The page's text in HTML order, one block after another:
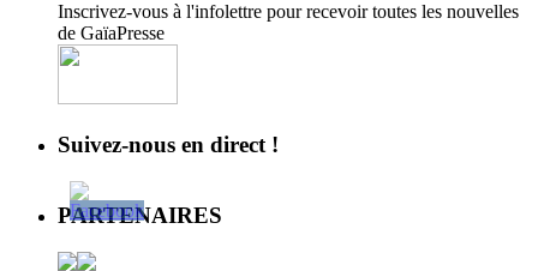
Inscrivez-vous à l'infolettre pour recevoir toutes les nouvelles
de GaïaPresse
Suivez-nous en direct !
PARTENAIRES